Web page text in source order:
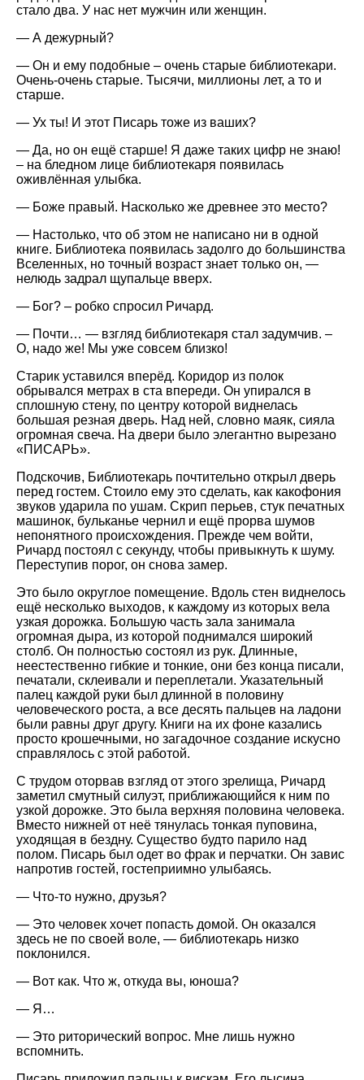
стало два. У нас нет мужчин или женщин.
— А дежурный?
— Он и ему подобные – очень старые библиотекари.
Очень-очень старые. Тысячи, миллионы лет, а то и
старше.
— Ух ты! И этот Писарь тоже из ваших?
— Да, но он ещё старше! Я даже таких цифр не знаю!
– на бледном лице библиотекаря появилась
оживлённая улыбка.
— Боже правый. Насколько же древнее это место?
— Настолько, что об этом не написано ни в одной
книге. Библиотека появилась задолго до большинства
Вселенных, но точный возраст знает только он, —
нелюдь задрал щупальце вверх.
— Бог? – робко спросил Ричард.
— Почти… — взгляд библиотекаря стал задумчив. –
О, надо же! Мы уже совсем близко!
Старик уставился вперёд. Коридор из полок
обрывался метрах в ста впереди. Он упирался в
сплошную стену, по центру которой виднелась
большая резная дверь. Над ней, словно маяк, сияла
огромная свеча. На двери было элегантно вырезано
«ПИСАРЬ».
Подскочив, Библиотекарь почтительно открыл дверь
перед гостем. Стоило ему это сделать, как какофония
звуков ударила по ушам. Скрип перьев, стук печатных
машинок, бульканье чернил и ещё прорва шумов
непонятного происхождения. Прежде чем войти,
Ричард постоял с секунду, чтобы привыкнуть к шуму.
Переступив порог, он снова замер.
Это было округлое помещение. Вдоль стен виднелось
ещё несколько выходов, к каждому из которых вела
узкая дорожка. Большую часть зала занимала
огромная дыра, из которой поднимался широкий
столб. Он полностью состоял из рук. Длинные,
неестественно гибкие и тонкие, они без конца писали,
печатали, склеивали и переплетали. Указательный
палец каждой руки был длинной в половину
человеческого роста, а все десять пальцев на ладони
были равны друг другу. Книги на их фоне казались
просто крошечными, но загадочное создание искусно
справлялось с этой работой.
С трудом оторвав взгляд от этого зрелища, Ричард
заметил смутный силуэт, приближающийся к ним по
узкой дорожке. Это была верхняя половина человека.
Вместо нижней от неё тянулась тонкая пуповина,
уходящая в бездну. Существо будто парило над
полом. Писарь был одет во фрак и перчатки. Он завис
напротив гостей, гостеприимно улыбаясь.
— Что-то нужно, друзья?
— Это человек хочет попасть домой. Он оказался
здесь не по своей воле, — библиотекарь низко
поклонился.
— Вот как. Что ж, откуда вы, юноша?
— Я…
— Это риторический вопрос. Мне лишь нужно
вспомнить.